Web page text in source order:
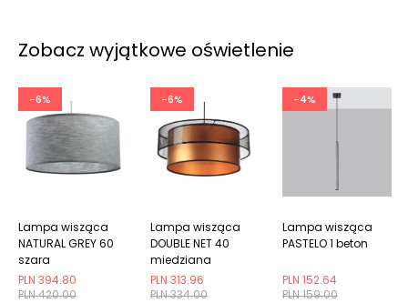
Zobacz wyjątkowe oświetlenie
-6%
PLN 420.00
PLN 394.80
Lampa wisząca
NATURAL GREY 60
szara
-6%
PLN 334.00
PLN 313.96
Lampa wisząca
DOUBLE NET 40
miedziana
-4%
PLN 159.00
PLN 152.64
Lampa wisząca
PASTELO 1 beton